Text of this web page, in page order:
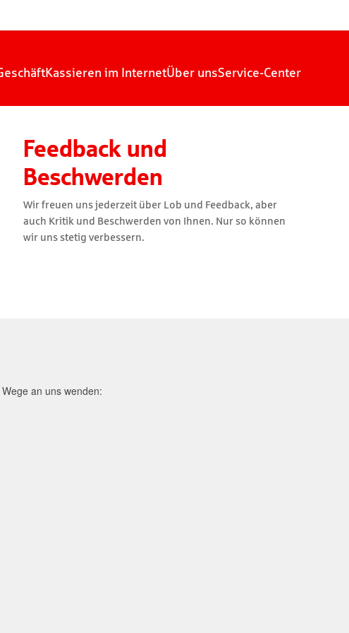
Kassieren im InternetÜber unsService-Center
Feedback und
Beschwerden
Wir freuen uns jederzeit über Lob und Feedback, aber
auch Kritik und Beschwerden von Ihnen. Nur so können
wir uns stetig verbessern.
an uns wenden: